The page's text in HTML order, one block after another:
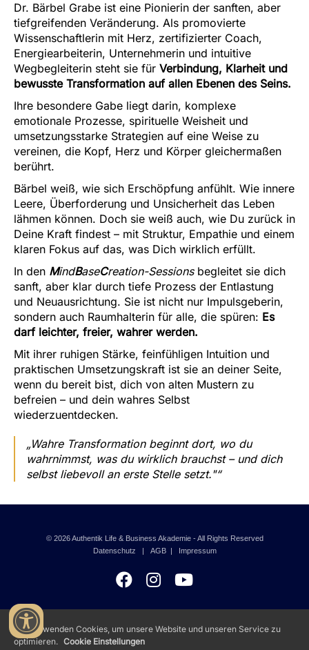
Dr. Bärbel Grabe ist eine Pionierin der sanften, aber
tiefgreifenden Veränderung. Als promovierte
Wissenschaftlerin mit Herz, zertifizierter Coach,
Energiearbeiterin, Unternehmerin und intuitive
Wegbegleiterin steht sie für Verbindung, Klarheit und
bewusste Transformation auf allen Ebenen des Seins.
Ihre besondere Gabe liegt darin, komplexe
emotionale Prozesse, spirituelle Weisheit und
umsetzungsstarke Strategien auf eine Weise zu
vereinen, die Kopf, Herz und Körper gleichermaßen
berührt.
Bärbel weiß, wie sich Erschöpfung anfühlt. Wie innere
Leere, Überforderung und Unsicherheit das Leben
lähmen können. Doch sie weiß auch, wie Du zurück in
Deine Kraft findest – mit Struktur, Empathie und einem
klaren Fokus auf das, was Dich wirklich erfüllt.
In den MindBaseCreation-Sessions begleitet sie dich
sanft, aber klar durch tiefe Prozess der Entlastung
und Neuausrichtung. Sie ist nicht nur Impulsgeberin,
sondern auch Raumhalterin für alle, die spüren: Es
darf leichter, freier, wahrer werden.
Mit ihrer ruhigen Stärke, feinfühligen Intuition und
praktischen Umsetzungskraft ist sie an deiner Seite,
wenn du bereit bist, dich von alten Mustern zu
befreien – und dein wahres Selbst
wiederzuentdecken.
„Wahre Transformation beginnt dort, wo du
wahrnimmst, was du wirklich brauchst – und dich
selbst liebevoll an erste Stelle setzt."“
© 2026 Authentik Life & Business Akademie - All Rights Reserved
Datenschutz
AGB| Impressum
Wir verwenden Cookies, um unsere Website und unseren Service zu
optimieren. Cookie Einstellungen